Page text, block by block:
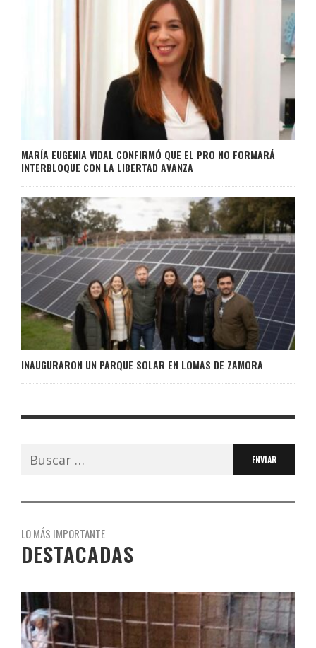
MARÍA EUGENIA VIDAL CONFIRMÓ QUE EL PRO NO FORMARÁ
INTERBLOQUE CON LA LIBERTAD AVANZA
INAUGURARON UN PARQUE SOLAR EN LOMAS DE ZAMORA
Buscar:
LO MÁS IMPORTANTE
DESTACADAS